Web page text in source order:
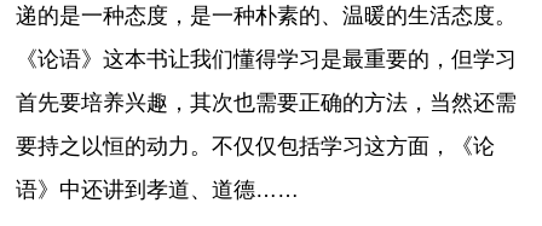
递的是一种态度，是一种朴素的、温暖的生活态度。
《论语》这本书让我们懂得学习是最重要的，但学习
首先要培养兴趣，其次也需要正确的方法，当然还需
要持之以恒的动力。不仅仅包括学习这方面，《论
语》中还讲到孝道、道德……